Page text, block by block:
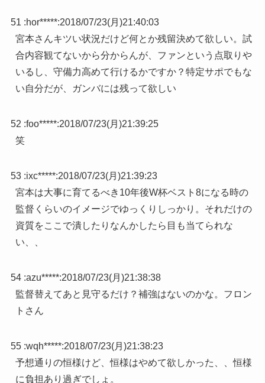
51 :hor*****:2018/07/23(月)21:40:03
宮本さんキツい状況だけど何とか残留決めて欲しい。試
合内容観てないから分からんが、ファンという点取りや
いるし、守備力高めて行けるかですか？特定サポでもな
い自分だが、ガンバには残って欲しい
52 :foo*****:2018/07/23(月)21:39:25
笑
53 :ixc*****:2018/07/23(月)21:39:23
宮本は大事に育てるべき10年後W杯ベスト8になる時の
監督くらいのイメージでゆっくりしっかり。それだけの
資質をここで潰したりなんかしたら目も当てられな
い、、
54 :azu*****:2018/07/23(月)21:38:38
監督替えてあと見守るだけ？補強はないのかな。フロン
トさん
55 :wqh*****:2018/07/23(月)21:38:23
予想通りの恒様けど、恒様はやめて欲しかった、、恒様
に負担あり過ぎでしょ。